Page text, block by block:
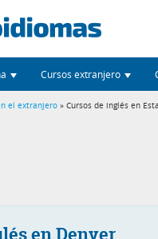
Cursos extranjero
el extranjero » Cursos de inglés en
en Denver